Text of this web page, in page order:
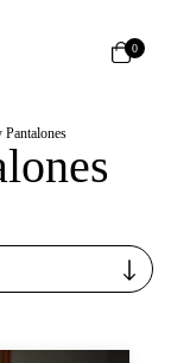
0
Pantalones